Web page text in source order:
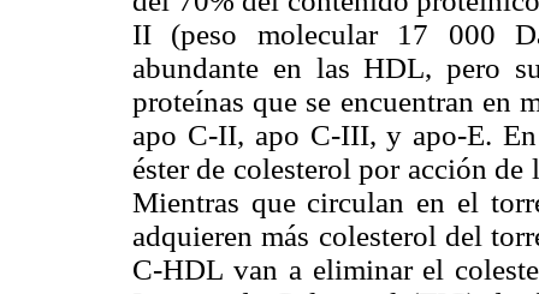
II (peso molecular 17 000
abundante en las HDL, pero
proteínas que se encuentran en
apo C-II, apo C-III, y apo-E.
éster de colesterol por acción
Mientras que circulan en el
adquieren más colesterol del
C-HDL van a eliminar el